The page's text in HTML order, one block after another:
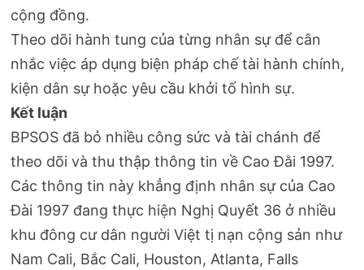
cộng đồng.
Theo dõi hành tung của từng nhân sự để cân
nhắc việc áp dụng biện pháp chế tài hành chính,
kiện dân sự hoặc yêu cầu khởi tố hình sự.
Kết luận
BPSOS đã bỏ nhiều công sức và tài chánh để
theo dõi và thu thập thông tin về Cao Đằi 1997.
Các thông tin này khẳng định nhân sự của Cao
Đài 1997 đang thực hiện Nghị Quyết 36 ở nhiều
khu đông cư dân người Việt tị nạn cộng sản như
Nam Cali, Bắc Cali, Houston, Atlanta, Falls